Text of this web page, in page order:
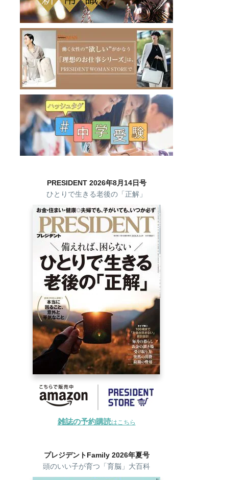
PRESIDENT 2026年8月14日号
ひとりで生きる老後の「正解」
雑誌の予約購読はこちら
プレジデントFamily 2026年夏号
頭のいい子が育つ「育脳」大百科